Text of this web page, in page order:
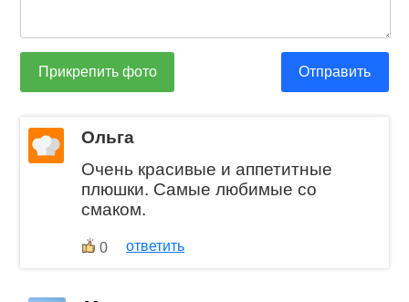
Прикрепить фото Отправить
Ольга
Очень красивые и аппетитные
плюшки. Самые любимые со
смаком.
0 ответить